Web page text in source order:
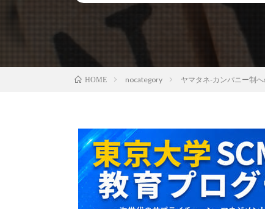
HOME nocategory ヤマタネ-カンパニー制